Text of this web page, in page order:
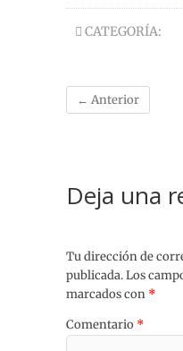
CATEGORÍA:
← Anterior
Deja una
Tu dirección de
publicada.Los
marcados con *
Comentario *